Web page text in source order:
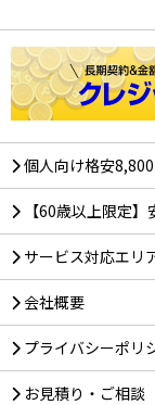
個人向け格安
【60歳以上限定
サービス対応エリ
会社概要
プライバシーポリ
お見積り・ご相談